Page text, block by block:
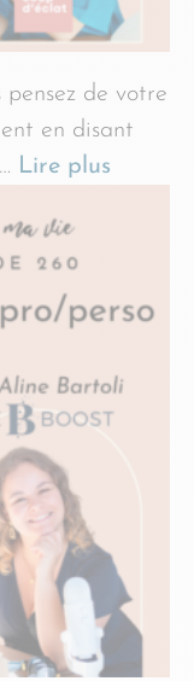
pensez de votre
en disant
Lire plus